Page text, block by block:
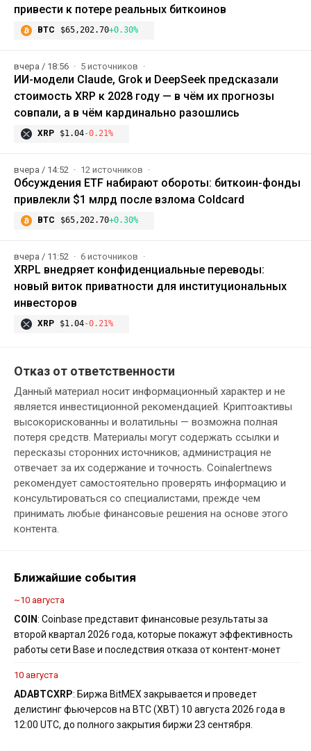
привести к потере реальных биткоинов
BTC $65,202.70+0.30%
вчера / 18:56 5 источников
ИИ-модели Claude, Grok и DeepSeek предсказали
стоимость XRP к 2028 году — в чём их прогнозы
совпали, а в чём кардинально разошлись
XRP $1.04-0.21%
вчера / 14:52 12 источников
Обсуждения ETF набирают обороты: биткоин-фонды
привлекли $1 млрд после взлома Coldcard
BTC $65,202.70+0.30%
вчера / 11:52 6 источников
XRPL внедряет конфиденциальные переводы:
новый виток приватности для институциональных
инвесторов
XRP $1.04-0.21%
Отказ от ответственности
Данный материал носит информационный характер и не
является инвестиционной рекомендацией. Криптоактивы
высокорискованны и волатильны — возможна полная
потеря средств. Материалы могут содержать ссылки и
пересказы сторонних источников; администрация не
отвечает за их содержание и точность. Coinalertnews
рекомендует самостоятельно проверять информацию и
консультироваться со специалистами, прежде чем
принимать любые финансовые решения на основе этого
контента.
Ближайшие события
~10 августа
COIN: Coinbase представит финансовые результаты за
второй квартал 2026 года, которые покажут эффективность
работы сети Base и последствия отказа от контент-монет
10 августа
ADABTCXRP: Биржа BitMEX закрывается и проведет
делистинг фьючерсов на BTC (XBT) 10 августа 2026 года в
12:00 UTC, до полного закрытия биржи 23 сентября.